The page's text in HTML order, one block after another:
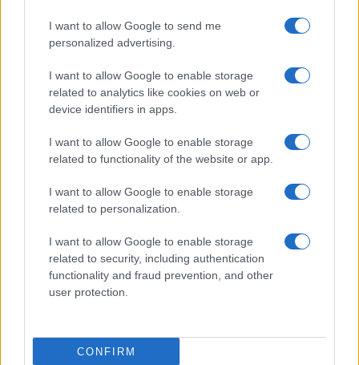
I want to allow Google to send me
personalized advertising.
I want to allow Google to enable storage
related to analytics like cookies on web or
device identifiers in apps.
I want to allow Google to enable storage
related to functionality of the website or app.
I want to allow Google to enable storage
related to personalization.
I want to allow Google to enable storage
related to security, including authentication
functionality and fraud prevention, and other
user protection.
CONFIRM
posameznik kazensko odgovoren za javno spodbujanje
sovraštva, nasilja ali nestrpnosti. Komentarji z žaljivimi,
rasističnimi, diskriminatornimi ali nezakonitimi vsebinami bodo
odstranjeni. Pravila komentiranja →
Failed to fetch
Slovenj Gradec
Dravograd
Ravne na Koroškem
Radlje ob Dravi
Mislinja
Muta
Ribnica na Pohorju Podvelka